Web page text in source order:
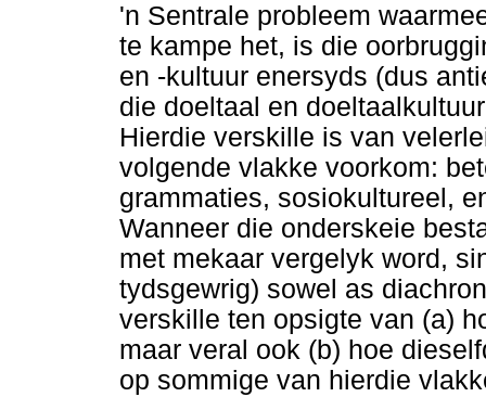
'n Sentrale probleem
te kampe het, is die
en -kultuur enersyds (dus
die doeltaal en
Hierdie verskille is van
volgende vlakke voorkom:
grammaties, sosiokultureel,
Wanneer die onderskeie
met mekaar vergelyk word,
tydsgewrig) sowel as
verskille ten opsigte van (a)
maar veral ook (b) hoe
op sommige van hierdie